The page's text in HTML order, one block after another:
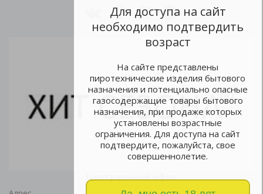
Для доступа на сайт
необходимо подтвердить
возраст
На сайте представлены
пиротехнические изделия бытового
назначения и потенциально опасные
газосодержащие товары бытового
назначения, при продаже которых
установлены возрастные
ограничения. Для доступа на сайт
подтвердите, пожалуйста, свое
совершеннолетие.
Центральный офис